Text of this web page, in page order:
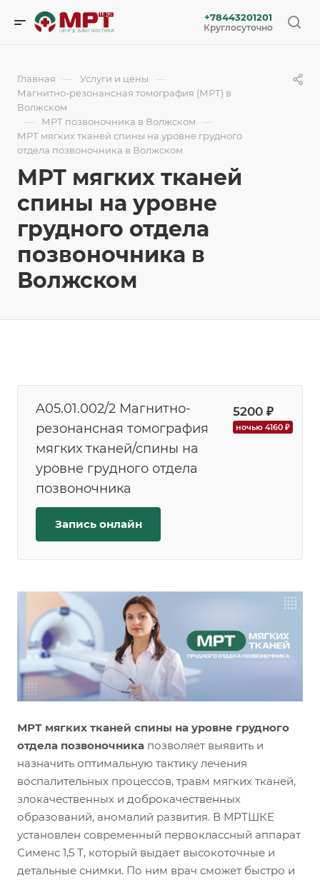
+78443201201
Круглосуточно
Главная — Услуги и цены —
Магнитно-резонансная томография (МРТ) в
Волжском
— МРТ позвоночника в Волжском —
МРТ мягких тканей спины на уровне грудного
отдела позвоночника в Волжском
МРТ мягких тканей
спины на уровне
грудного отдела
позвоночника в
Волжском
A05.01.002/2 Магнитно-
резонансная томография
мягких тканей/спины на
уровне грудного отдела
позвоночника
5200 ₽
ночью 4160 ₽
Запись онлайн
МРТ мягких тканей спины на уровне грудного
отдела позвоночника позволяет выявить и
назначить оптимальную тактику лечения
воспалительных процессов, травм мягких тканей,
злокачественных и доброкачественных
образований, аномалий развития. В МРТШКЕ
установлен современный первоклассный аппарат
Сименс 1,5 Т, который выдает высокоточные и
детальные снимки. По ним врач сможет быстро и